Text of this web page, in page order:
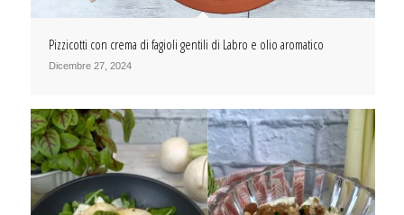
Pizzicotti con crema di fagioli gentili di Labro e olio aromatico
Dicembre 27, 2024